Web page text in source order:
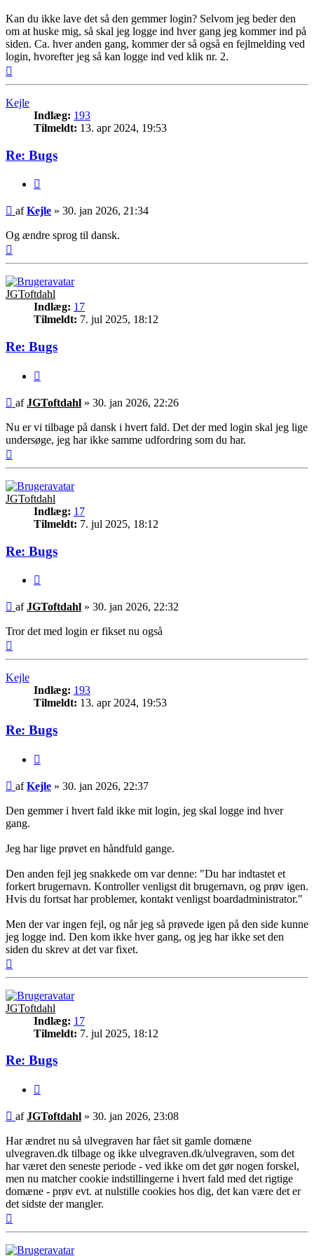
Kan du ikke lave det så den gemmer login? Selvom jeg beder den
om at huske mig, så skal jeg logge ind hver gang jeg kommer ind på
siden. Ca. hver anden gang, kommer der så også en fejlmelding ved
login, hvorefter jeg så kan logge ind ved klik nr. 2.
Kejle
Indlæg: 193
Tilmeldt: 13. apr 2024, 19:53
Re: Bugs
Indlæg
afKejle » 30. jan 2026, 21:34
Og ændre sprog til dansk.
JGToftdahl
Indlæg: 17
Tilmeldt: 7. jul 2025, 18:12
Re: Bugs
Indlæg
afJGToftdahl » 30. jan 2026, 22:26
Nu er vi tilbage på dansk i hvert fald. Det der med login skal jeg lige
undersøge, jeg har ikke samme udfordring som du har.
JGToftdahl
Indlæg: 17
Tilmeldt: 7. jul 2025, 18:12
Re: Bugs
Indlæg
afJGToftdahl » 30. jan 2026, 22:32
Tror det med login er fikset nu også
Kejle
Indlæg: 193
Tilmeldt: 13. apr 2024, 19:53
Re: Bugs
Indlæg
afKejle » 30. jan 2026, 22:37
Den gemmer i hvert fald ikke mit login, jeg skal logge ind hver
gang.
Jeg har lige prøvet en håndfuld gange.
Den anden fejl jeg snakkede om var denne: "Du har indtastet et
forkert brugernavn. Kontroller venligst dit brugernavn, og prøv igen.
Hvis du fortsat har problemer, kontakt venligst boardadministrator."
Men der var ingen fejl, og når jeg så prøvede igen på den side kunne
jeg logge ind. Den kom ikke hver gang, og jeg har ikke set den
siden du skrev at det var fixet.
JGToftdahl
Indlæg: 17
Tilmeldt: 7. jul 2025, 18:12
Re: Bugs
Indlæg
afJGToftdahl » 30. jan 2026, 23:08
Har ændret nu så ulvegraven har fået sit gamle domæne
ulvegraven.dk tilbage og ikke ulvegraven.dk/ulvegraven, som det
har været den seneste periode - ved ikke om det gør nogen forskel,
men nu matcher cookie indstillingerne i hvert fald med det rigtige
domæne - prøv evt. at nulstille cookies hos dig, det kan være det er
det sidste der mangler.